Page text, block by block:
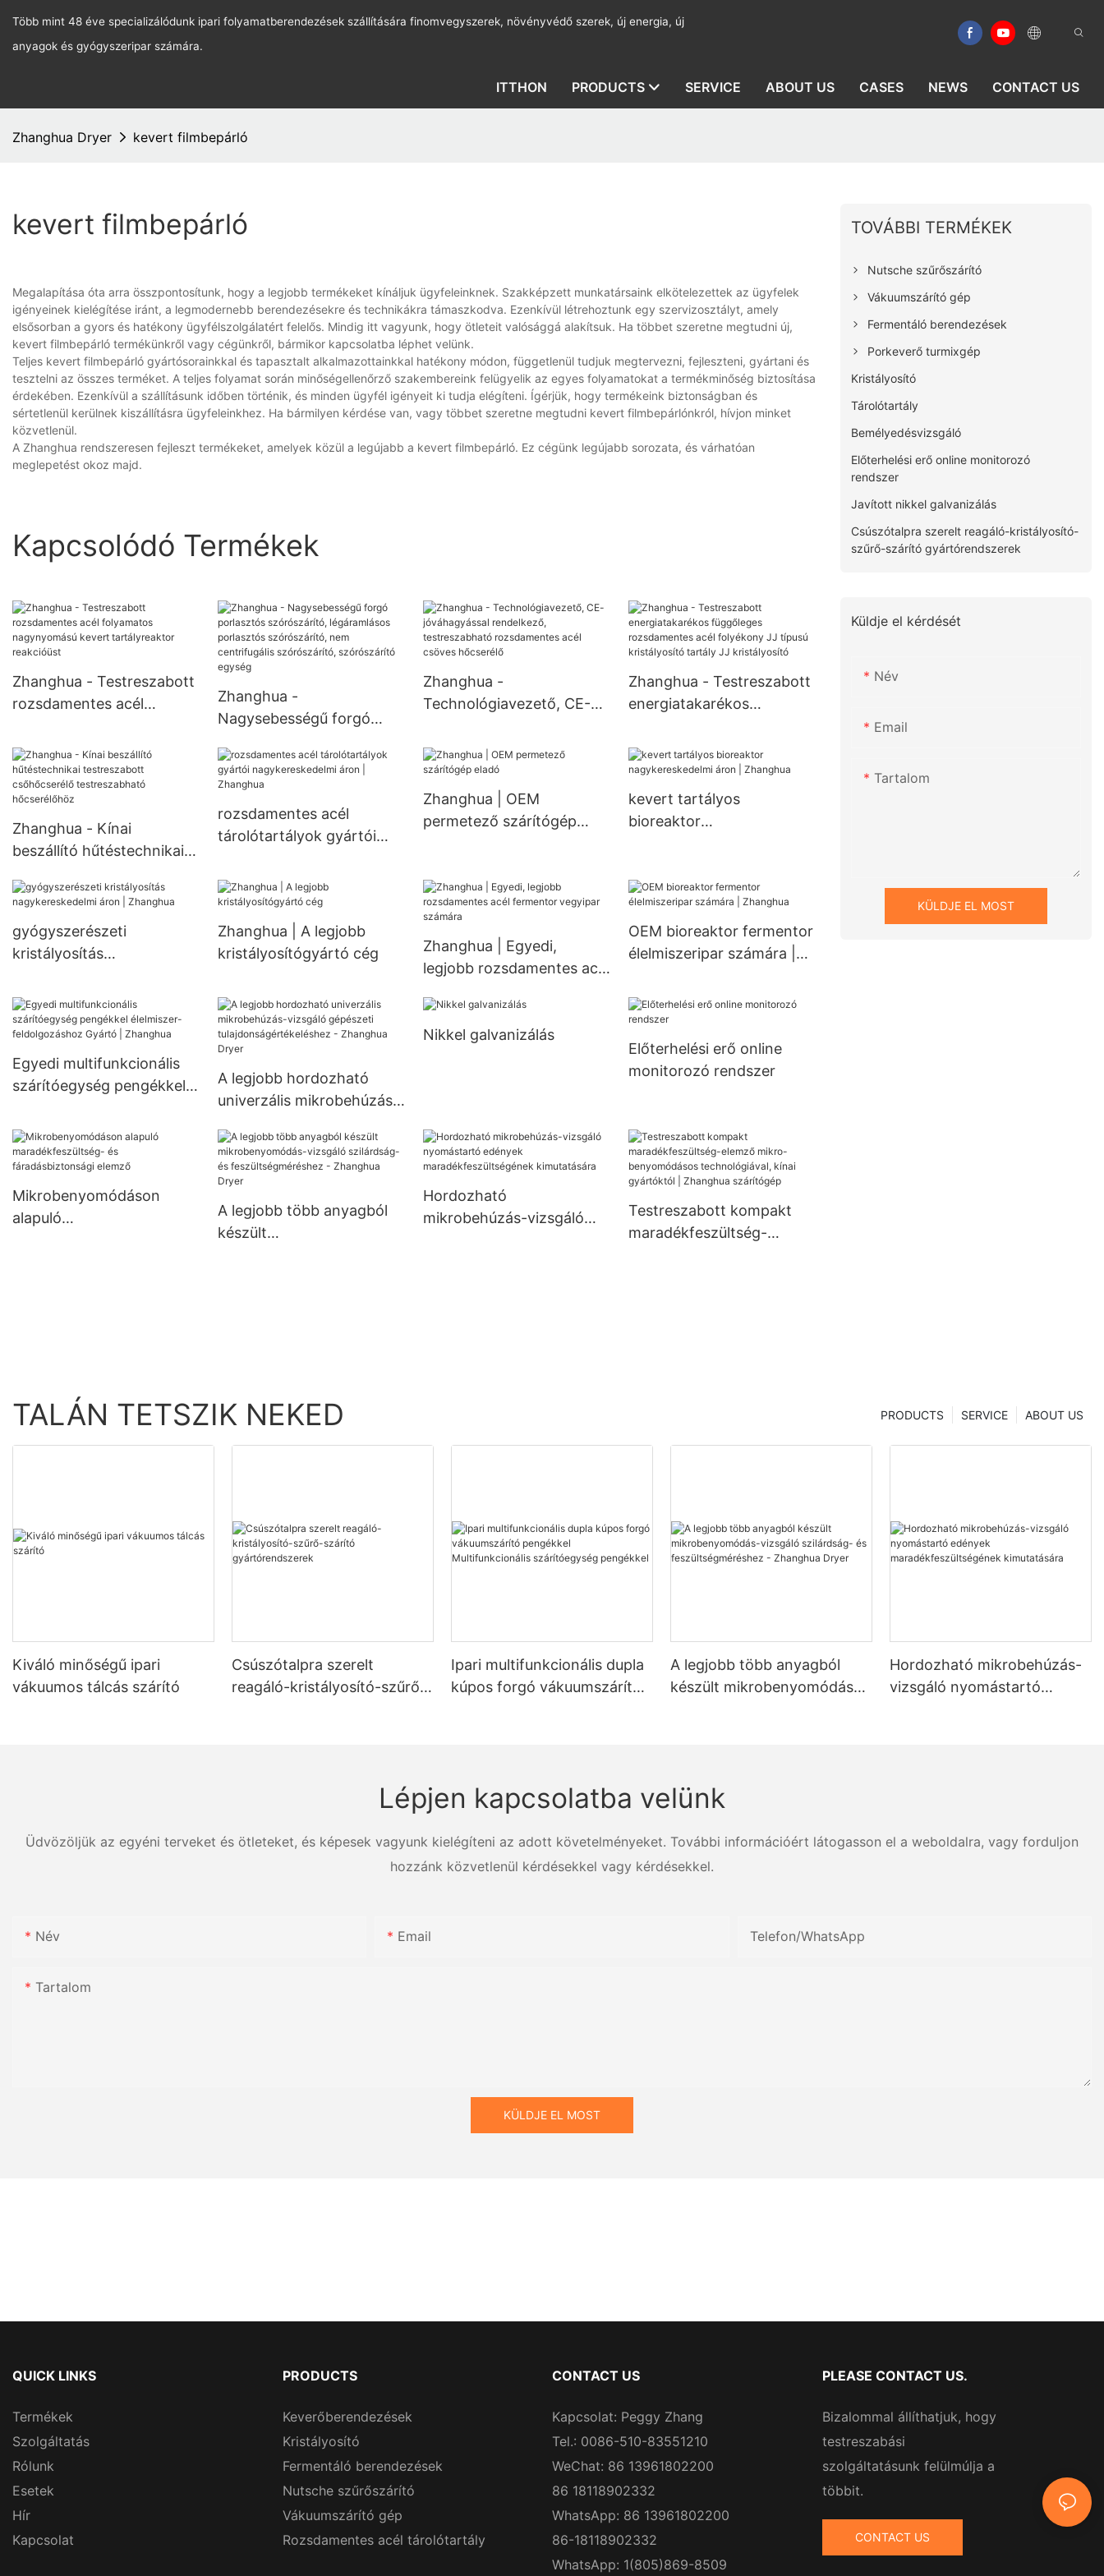
Több mint 48 éve specializálódunk ipari folyamatberendezések szállítására finomvegyszerek, növényvédő szerek, új energia, új
anyagok és gyógyszeripar számára.
ITTHON PRODUCTS SERVICE ABOUT US CASES NEWS CONTACT US
Zhanghua Dryer kevert filmbepárló
kevert filmbepárló
Megalapítása óta arra összpontosítunk, hogy a legjobb termékeket kínáljuk ügyfeleinknek. Szakképzett munkatársaink elkötelezettek az ügyfelek
igényeinek kielégítése iránt, a legmodernebb berendezésekre és technikákra támaszkodva. Ezenkívül létrehoztunk egy szervizosztályt, amely
elsősorban a gyors és hatékony ügyfélszolgálatért felelős. Mindig itt vagyunk, hogy ötleteit valósággá alakítsuk. Ha többet szeretne megtudni új,
kevert filmbepárló termékünkről vagy cégünkről, bármikor kapcsolatba léphet velünk.
Teljes kevert filmbepárló gyártósorainkkal és tapasztalt alkalmazottainkkal hatékony módon, függetlenül tudjuk megtervezni, fejleszteni, gyártani és
tesztelni az összes terméket. A teljes folyamat során minőségellenőrző szakembereink felügyelik az egyes folyamatokat a termékminőség biztosítása
érdekében. Ezenkívül a szállításunk időben történik, és minden ügyfél igényeit ki tudja elégíteni. Ígérjük, hogy termékeink biztonságban és
sértetlenül kerülnek kiszállításra ügyfeleinkhez. Ha bármilyen kérdése van, vagy többet szeretne megtudni kevert filmbepárlónkról, hívjon minket
közvetlenül.
A Zhanghua rendszeresen fejleszt termékeket, amelyek közül a legújabb a kevert filmbepárló. Ez cégünk legújabb sorozata, és várhatóan
meglepetést okoz majd.
Kapcsolódó Termékek
Zhanghua - Testreszabott
rozsdamentes acél
kevert tartályreaktor
reakcióüst
Zhanghua -
Nagysebességű forgó
légáramlásos porlasztós
szórószárító, nem
centrifugális szórószárító,
szórószárító egység
Zhanghua -
Technológiavezető, CE-
testreszabható
rozsdamentes acél csöves
hőcserélő
Zhanghua - Testreszabott
energiatakarékos
acél folyékony JJ típusú
kristályosító tartály JJ
kristályosító
Zhanghua - Kínai
beszállító hűtéstechnikai
csőhőcserélő
hőcserélőhöz
rozsdamentes acél
tárolótartályok gyártói
Zhanghua
Zhanghua | OEM
permetező szárítógép
kevert tartályos
bioreaktor
gyógyszerészeti
kristályosítás
Zhanghua
Zhanghua | A legjobb
kristályosítógyártó cég
Zhanghua | Egyedi,
legjobb rozsdamentes acél
számára
OEM bioreaktor fermentor
élelmiszeripar számára |
Egyedi multifunkcionális
szárítóegység pengékkel
Gyártó | Zhanghua
A legjobb hordozható
univerzális mikrobehúzás-
tulajdonságértékeléshez -
Zhanghua Dryer
Nikkel galvanizálás
Előterhelési erő online
monitorozó rendszer
Mikrobenyomódáson
alapuló
A legjobb több anyagból
készült
Hordozható
mikrobehúzás-vizsgáló
Testreszabott kompakt
maradékfeszültség-
TOVÁBBI TERMÉKEK
Nutsche szűrőszárító
Vákuumszárító gép
Fermentáló berendezések
Porkeverő turmixgép
Kristályosító
Tárolótartály
Bemélyedésvizsgáló
Előterhelési erő online monitorozó
rendszer
Javított nikkel galvanizálás
Csúszótalpra szerelt reagáló-kristályosító-
szűrő-szárító gyártórendszerek
Küldje el kérdését
Név
Email
Tartalom
KÜLDJE EL MOST
TALÁN TETSZIK NEKED ABOUT US
SERVICE
PRODUCTS
Kiváló minőségű ipari
vákuumos tálcás szárító
Csúszótalpra szerelt
reagáló-kristályosító-szűrő-
Ipari multifunkcionális dupla
kúpos forgó vákuumszárító
A legjobb több anyagból
készült mikrobenyomódás-
Hordozható mikrobehúzás-
vizsgáló nyomástartó
Lépjen kapcsolatba velünk
Üdvözöljük az egyéni terveket és ötleteket, és képesek vagyunk kielégíteni az adott követelményeket. További információért látogasson el a weboldalra, vagy forduljon
hozzánk közvetlenül kérdésekkel vagy kérdésekkel.
Név Email Telefon/WhatsApp
Tartalom
KÜLDJE EL MOST
QUICK LINKS
Termékek
Szolgáltatás
Rólunk
Esetek
Hír
Kapcsolat
PRODUCTS
Keverőberendezések
Kristályosító
Fermentáló berendezések
Nutsche szűrőszárító
Vákuumszárító gép
Rozsdamentes acél tárolótartály
CONTACT US
Kapcsolat: Peggy Zhang
Tel.: 0086-510-83551210
WeChat: 86 13961802200
86 18118902332
WhatsApp: 86 13961802200
86-18118902332
WhatsApp: 1(805)869-8509
PLEASE CONTACT US.
Bizalommal állíthatjuk, hogy
testreszabási
szolgáltatásunk felülmúlja a
többit.
CONTACT US